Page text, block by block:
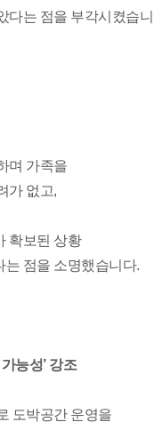
다는 점을 부각시켰습
며 가족을
가 없고,
확보된 상황
는 점을 소명했습니다.
능성’ 강조
도박공간 운영을